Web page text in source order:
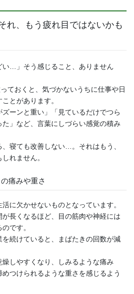
れ、もう疲れ目ではないかも
い…」そう感じること、ありません
ておくと、気づかないうちに仕事や日
とがあります。
ーンと重い」「見ているだけでつら
」など、言葉にしづらい感覚の積み
寝ても改善しない…。それはもう、
れません。
痛みや重さ
に欠かせないものとなっています。
長くなるほど、目の筋肉や神経には
です。
続けていると、まばたきの回数が減
しやすくなり、しみるような痛み
つけられるような重さを感じるよう